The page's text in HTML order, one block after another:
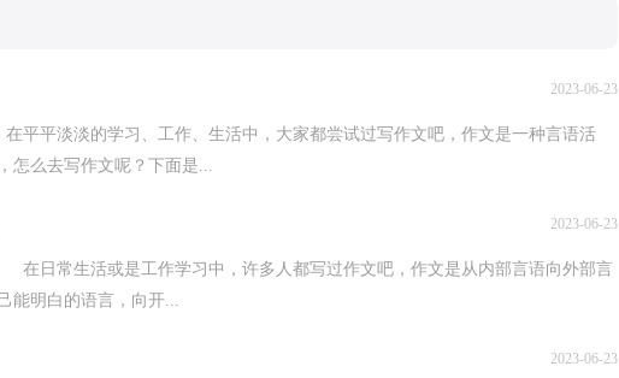
2023-06-23
淡淡的学习、工作、生活中，大家都尝试过写作文吧，作文是一种言语活
怎么去写作文呢？下面是...
2023-06-23
常生活或是工作学习中，许多人都写过作文吧，作文是从内部言语向外部言
能明白的语言，向开...
2023-06-23